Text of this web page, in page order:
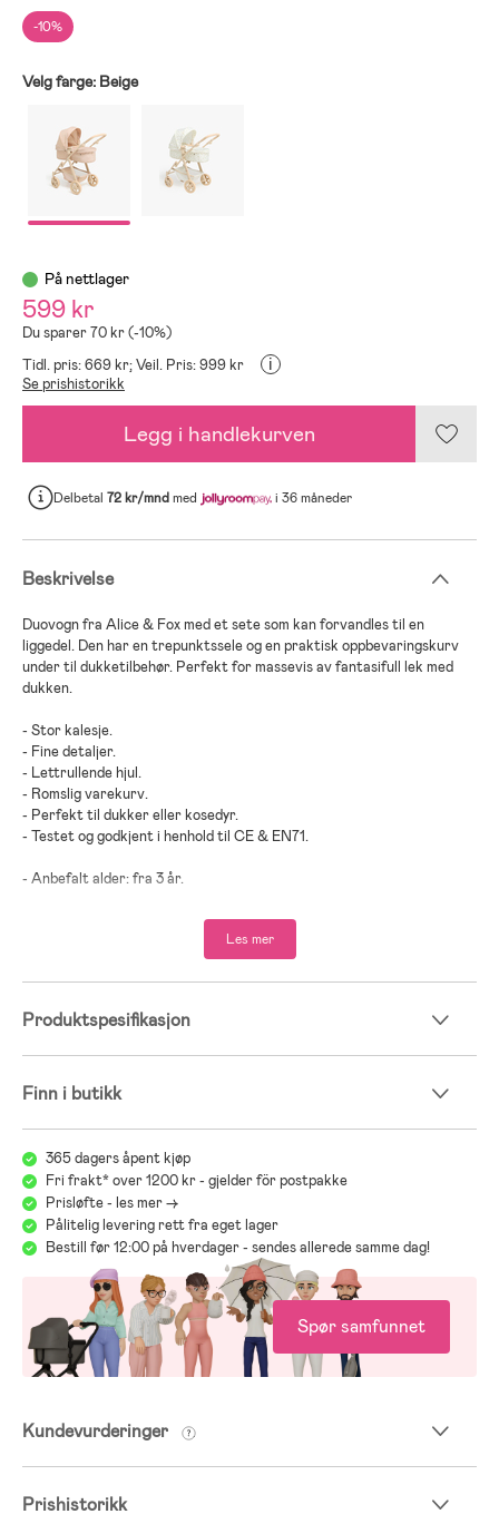
-10%
Velg farge: Beige
På nettlager
599 kr
Du sparer 70 kr (-10%)
Tidl. pris: 669 kr;Veil. Pris: 999 kr i
Se prishistorikk
Legg i handlekurven
Delbetal 72 kr/mndmed i 36 måneder
Beskrivelse
Duovogn fra Alice & Fox med et sete som kan forvandles til en
liggedel. Den har en trepunktssele og en praktisk oppbevaringskurv
under til dukketilbehør. Perfekt for massevis av fantasifull lek med
dukken.
- Stor kalesje.
- Fine detaljer.
- Lettrullende hjul.
- Romslig varekurv.
- Perfekt til dukker eller kosedyr.
- Testet og godkjent i henhold til CE & EN71.
- Anbefalt alder: fra 3 år.
- Metall, PP-plast, polyester.
Les mer
Produktspesifikasjon
Finn i butikk
365 dagers åpent kjøp
Fri frakt* over 1200 kr - gjelder för postpakke
Prisløfte - les mer ->
Pålitelig levering rett fra eget lager
Bestill før 12:00 på hverdager - sendes allerede samme dag!
Spør samfunnet
Kundevurderinger
Prishistorikk